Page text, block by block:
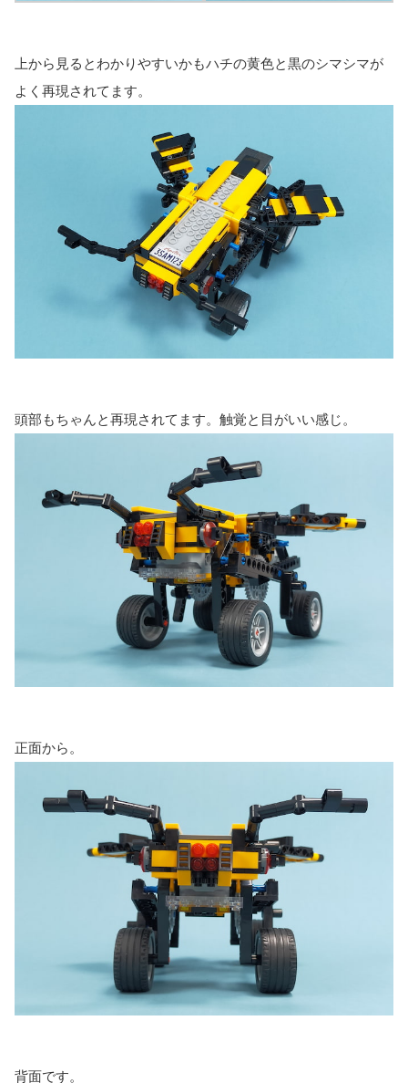
上から見るとわかりやすいかもハチの黄色と黒のシマシマが
よく再現されてます。
頭部もちゃんと再現されてます。触覚と目がいい感じ。
正面から。
背面です。